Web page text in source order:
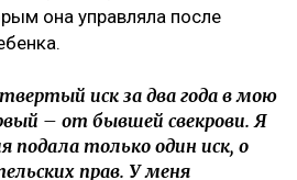
она управляла после
иск за два года в мою
– от бывшей свекрови. Я
подала только один иск, о
прав. У меня